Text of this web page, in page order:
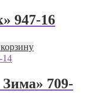
947-16
709-